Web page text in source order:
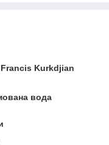
Kurkdjian
вода